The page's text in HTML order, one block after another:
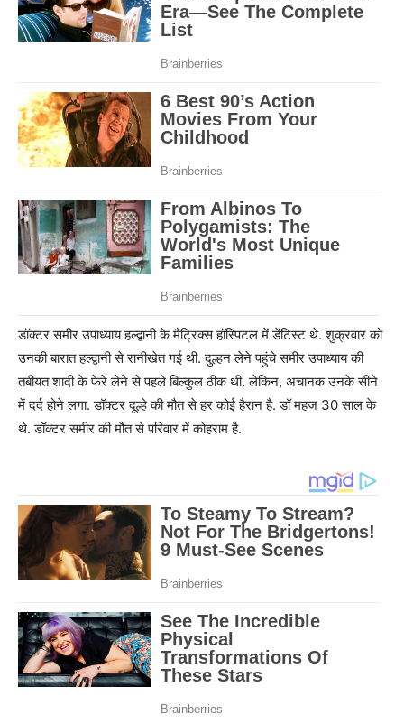
डॉक्टर समीर उपाध्याय हल्द्वानी के मैट्रिक्स हॉस्पिटल में डेंटिस्ट थे. शुक्रवार को
उनकी बारात हल्द्वानी से रानीखेत गई थी. दुल्हन लेने पहुंचे समीर उपाध्याय की
तबीयत शादी के फेरे लेने से पहले बिल्कुल ठीक थी. लेकिन, अचानक उनके सीने
में दर्द होने लगा. डॉक्टर दूल्हे की मौत से हर कोई हैरान है. डॉ महज 30 साल के
थे. डॉक्टर समीर की मौत से परिवार में कोहराम है.